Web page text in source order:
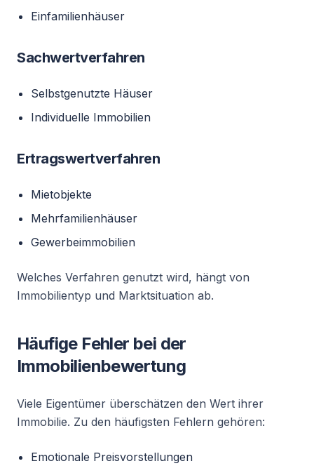
Einfamilienhäuser
Sachwertverfahren
Selbstgenutzte Häuser
Individuelle Immobilien
Ertragswertverfahren
Mietobjekte
Mehrfamilienhäuser
Gewerbeimmobilien
Welches Verfahren genutzt wird, hängt von
Immobilientyp und Marktsituation ab.
Häufige Fehler bei der
Immobilienbewertung
Viele Eigentümer überschätzen den Wert ihrer
Immobilie. Zu den häufigsten Fehlern gehören:
Emotionale Preisvorstellungen